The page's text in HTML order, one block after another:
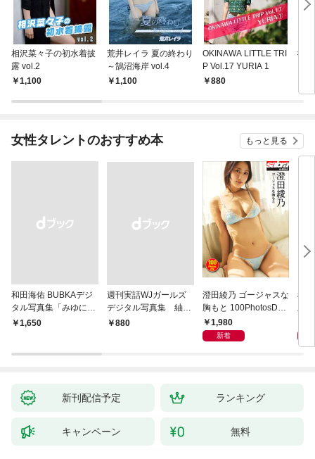
相沢菜々子の初水着披
露 vol.2
1,100
荒井レイラ 夏の終わり
～鵠沼海岸 vol.4
1,100
OKINAWA LITTLE TRI
P Vol.17 YURIA 1
880
#ジ
女性タレントのおすすめ本 もっと見る
和田海佑 BUBKAデジ
タル写真集「みゆに夢
中。」
￥1,650
週刊実話WJガールズ
デジタル写真集 紬柊
「あなたに触れたい」
￥880
澄田綾乃 ゴージャスな
胸もと 100PhotosDX
[sabra net e-Book]
1,980
新着
横
上
新刊配信予定 ランキング
キャンペーン 無料